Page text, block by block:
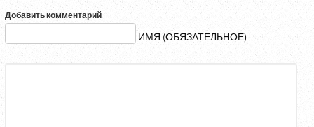
Добавить комментарий
ИМЯ (ОБЯЗАТЕЛЬНОЕ)